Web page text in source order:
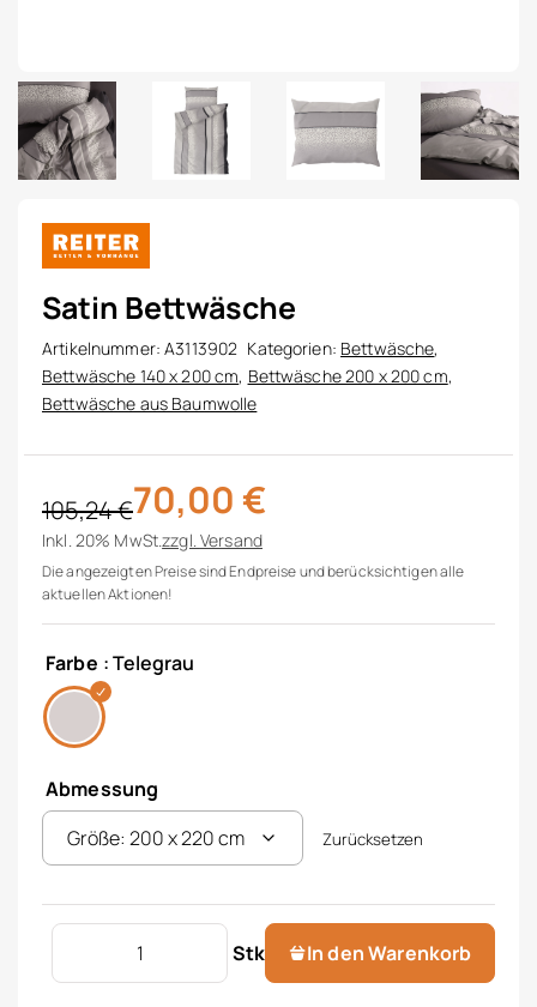
Satin Bettwäsche
Artikelnummer:A3113902 Kategorien: Bettwäsche,
Bettwäsche 140 x 200 cm, Bettwäsche 200 x 200 cm,
Bettwäsche aus Baumwolle
105,24€
Ursprünglicher Preis war: 105,24 €
70,00 €
Aktueller Preis ist: 70,00 €.
Inkl. 20% MwSt.zzgl.Versand
Die angezeigten Preise sind Endpreise und berücksichtigen alle
aktuellen Aktionen!
Farbe : Telegrau
Abmessung
Zurücksetzen
Stk
Satin Bettwäsche Menge
In den Warenkorb